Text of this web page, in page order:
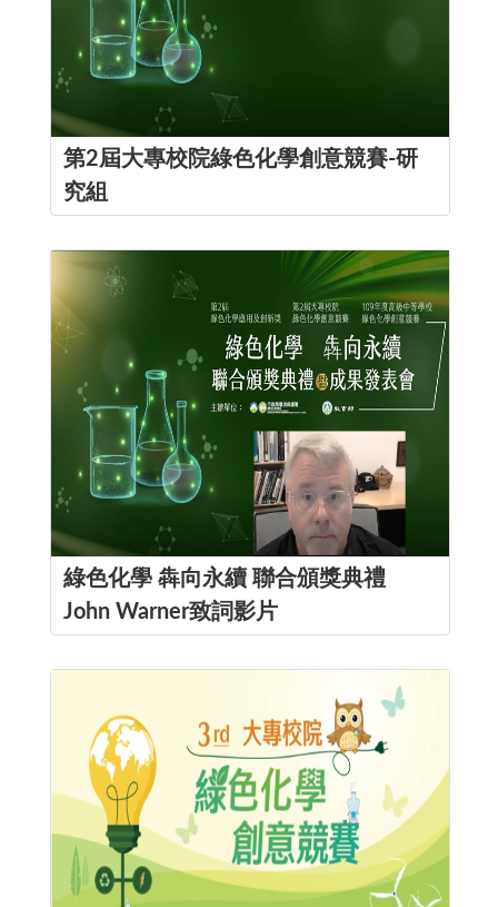
第2屆大專校院綠色化學創意競賽-研
究組
綠色化學 犇向永續 聯合頒獎典禮
John Warner致詞影片